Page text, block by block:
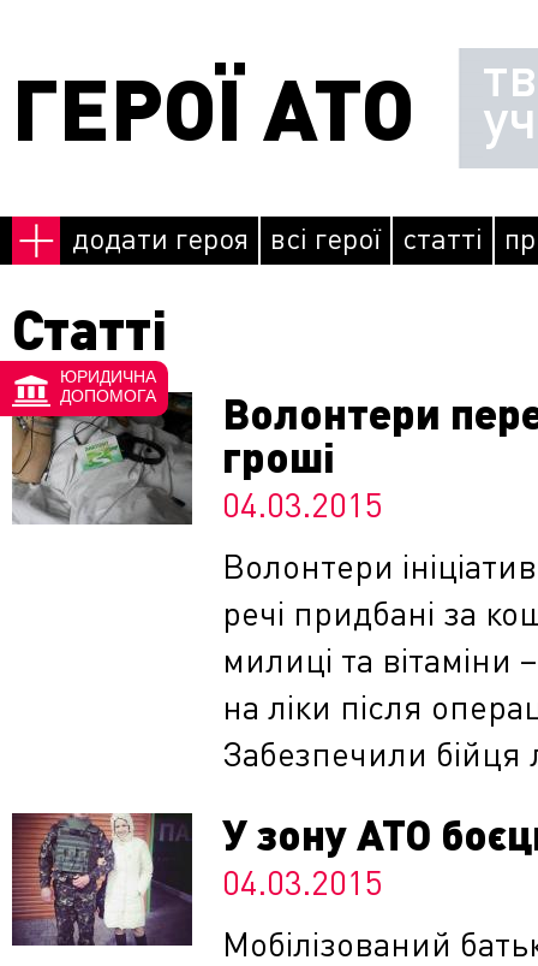
ГЕРОЇ АТО
додати героя всі герої статті
Статті
Волонтери
гроші
04.03.2015
Волонтери
речі придбані за
милиці та
на ліки після
Забезпечили
У зону АТО
04.03.2015
Мобілізований
Сторінки
ЮРИДИЧНА
ДОПОМОГА